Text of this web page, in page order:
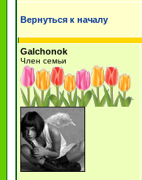
Вернуться к началу
Galchonok
Член семьи